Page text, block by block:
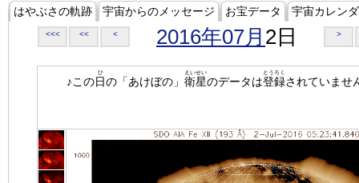
はやぶさの軌跡 宇宙からのメッセージ お宝データ 宇宙カレン
<<< << < 2016年07月 2日 >
♪この日
ひ
の「あけぼの」 衛星
えいせい
のデータは登録
とうろく
されていませ